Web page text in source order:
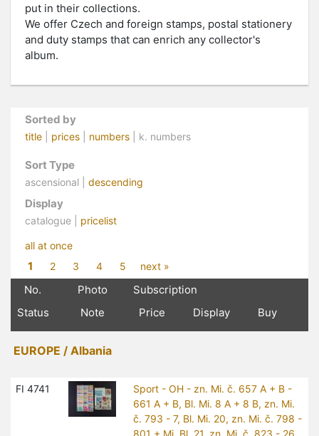
put in their collections.
We offer Czech and foreign stamps, postal stationery
and duty stamps that can enrich any collector's
album.
Sorted by
title prices numbers | k. numbers
Sort Type
ascensional | descending
Display
catalogue | pricelist
all at once
1 2 3 4 5 next »
No. Photo
Subscription
Status
Note Price Display Buy
EUROPE / Albania
FI 4741
Sport - OH - zn. Mi. č. 657 A + B -
661 A + B, Bl. Mi. 8 A + 8 B, zn. Mi.
č. 793 - 7, Bl. Mi. 20, zn. Mi. č. 798 -
801 + Mi. Bl. 21, zn. Mi. č. 823 - 26,